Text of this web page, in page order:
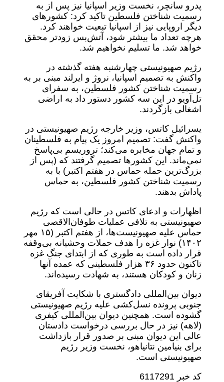
پدرو سانچر، نخست وزیر اسپانیا نیز پس از به
رسمیت شناختن فلسطین تاکید کرد: کشورهای
دیگر اروپایی نیز از اسپانیا تبعیت خواهند کرد.
هرچه تعداد ما بیشتر شود، آتش‌بس زودتر محقق
خواهد شد. ما تسلیم نخواهیم شد.
رژیم صهیونیستی چهارشنبه هفته گذشته در
واکنش به تصمیم اسپانیا، نروژ و ایرلند مبنی بر به
رسمیت شناختن کشور فلسطین، به سفرای
تل‌آویو در این سه کشور دستور داد به اراضی
اشغالی بازگردند.
یسرائیل کاتس، وزیر خارجه رژیم صهیونیستی در
واکنش گفت: تصمیم امروز یک پیام به فلسطینان
و تمام جهان مخابره می‌کند؛ تروریسم بی‌پاسخ
نمی‌ماند. این کشورها تصمیم گرفتند که (پس از
بزرگ‌ترین حمله حماس در هفتم اکتبر) با به
رسمیت شناختن کشور فلسطین، به حماس
پاداش بدهند.
اظهارات و ادعای کاتس در حالی است که رژیم
صهیونیستی به تلافی عملیات طوفان‌الاقصی
حماس علیه صهیونیست‌ها، از هفتم اکتبر (۱۵ مهر
۱۴۰۲) نوار غزه را هدف حملات وحشیانه بی‌وقفه
قرار داده است به طوری که از ابتدای جنگ غزه
تاکنون حدود ۳۶ هزار فلسطینی که عمده آنها
زنان و کودکان هستند، به شهادت رسیده‌اند.
دیوان بین‌المللی دادگستری با شکایت آفریقای
جنوبی پرونده نسل‌کشی علیه رژیم صهیونیستی
گشوده است. همچنین دیوان بین‌المللی کیفری
(لاهه) نیز در حال بررسی درخواست دادستان
عالی این دیوان مبنی بر صدور قرار بازداشت
برای بنیامین نتانیاهو، نخست وزیر رژیم
صهیونیستی است.
کد خبر 6117291